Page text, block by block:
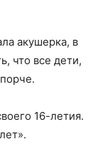
акушерка, в
что все дети,
16-летия.